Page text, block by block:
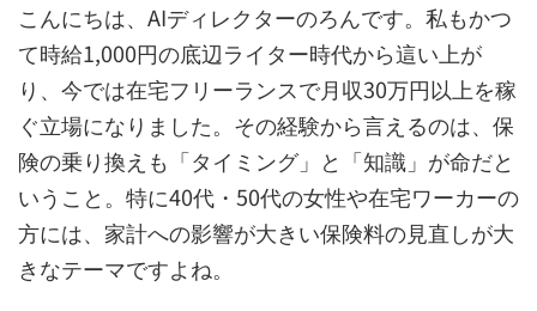
こんにちは、AIディレクターのろんです。私もかつ
て時給1,000円の底辺ライター時代から這い上が
り、今では在宅フリーランスで月収30万円以上を稼
ぐ立場になりました。その経験から言えるのは、保
険の乗り換えも「タイミング」と「知識」が命だと
いうこと。特に40代・50代の女性や在宅ワーカーの
方には、家計への影響が大きい保険料の見直しが大
きなテーマですよね。